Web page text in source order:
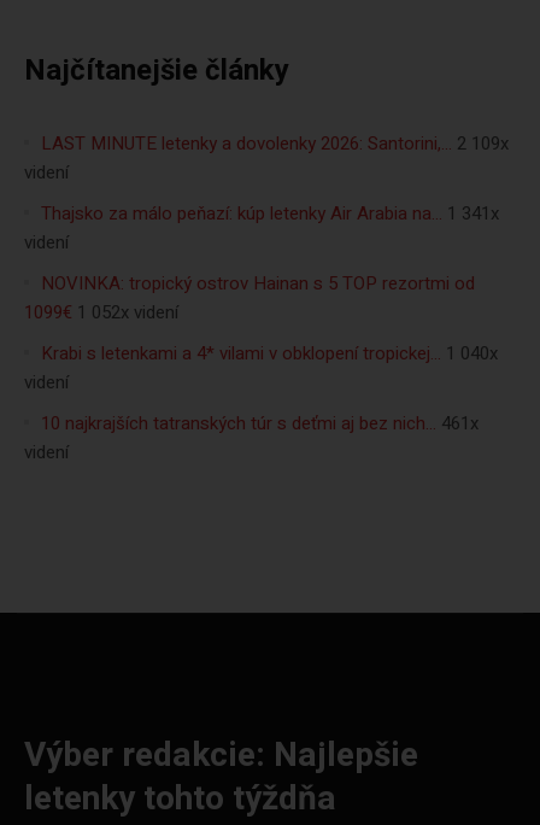
Najčítanejšie články
LAST MINUTE letenky a dovolenky 2026: Santorini,… 2 109x
videní
Thajsko za málo peňazí: kúp letenky Air Arabia na… 1 341x
videní
NOVINKA: tropický ostrov Hainan s 5 TOP rezortmi od
1099€ 1 052x videní
Krabi s letenkami a 4* vilami v obklopení tropickej… 1 040x
videní
10 najkrajších tatranských túr s deťmi aj bez nich… 461x
videní
Výber redakcie: Najlepšie
letenky tohto týždňa